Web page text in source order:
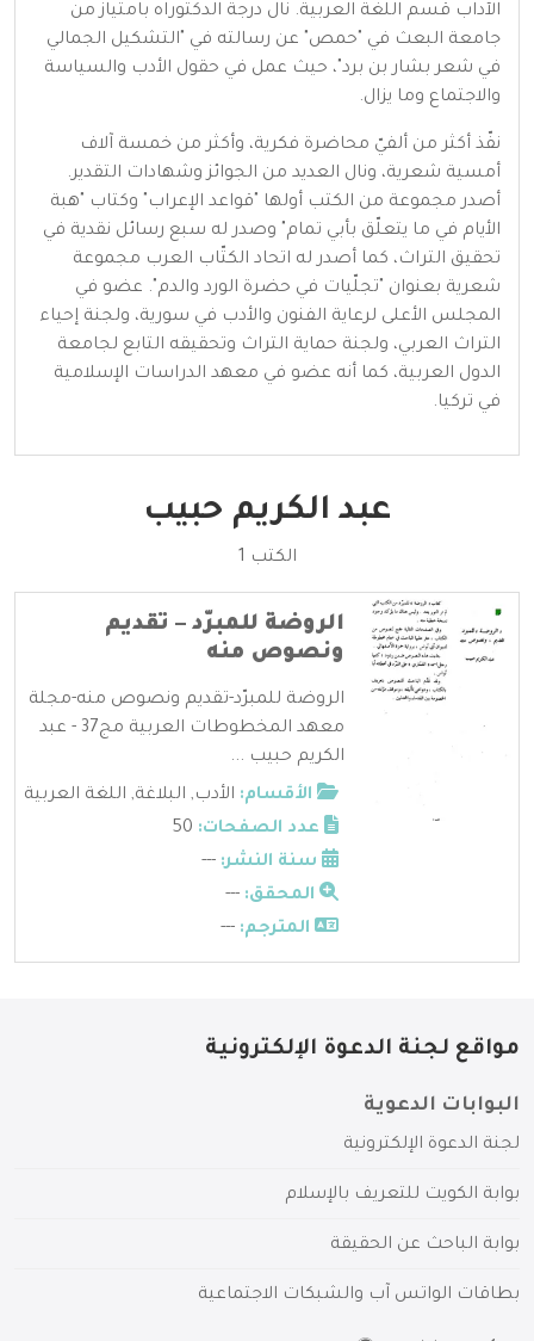
الآداب قسم اللغة العربية. نال درجة الدكتوراه بامتياز من
جامعة البعث في "حمص" عن رسالته في "التشكيل الجمالي
في شعر بشار بن برد"، حيث عمل في حقول الأدب والسياسة
والاجتماع وما يزال.
نفّذ أكثر من ألفيّ محاضرة فكرية، وأكثر من خمسة آلاف
أمسية شعرية، ونال العديد من الجوائز وشهادات التقدير.
أصدر مجموعة من الكتب أولها "قواعد الإعراب" وكتاب "هبة
الأيام في ما يتعلّق بأبي تمام" وصدر له سبع رسائل نقدية في
تحقيق التراث، كما أصدر له اتحاد الكتّاب العرب مجموعة
شعرية بعنوان "تجلّيات في حضرة الورد والدم". عضو في
المجلس الأعلى لرعاية الفنون والأدب في سورية، ولجنة إحياء
التراث العربي، ولجنة حماية التراث وتحقيقه التابع لجامعة
الدول العربية، كما أنه عضو في معهد الدراسات الإسلامية
في تركيا.
عبد الكريم حبيب
الكتب 1
الروضة للمبرّد – تقديم
ونصوص منه
الروضة للمبرّد-تقديم ونصوص منه-مجلة
معهد المخطوطات العربية مج37 - عبد
الكريم حبيب ...
الأقسام: الأدب, البلاغة, اللغة العربية
عدد الصفحات:
سنة النشر: ---
المحقق: ---
المترجم: ---
مواقع لجنة الدعوة الإلكترونية
البوابات الدعوية
لجنة الدعوة الإلكترونية
بوابة الكويت للتعريف بالإسلام
بوابة الباحث عن الحقيقة
بطاقات الواتس آب والشبكات الاجتماعية